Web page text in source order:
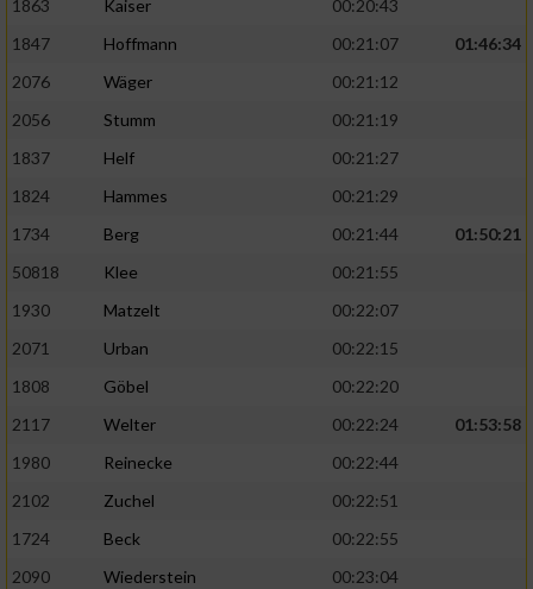
1863
Kaiser
00:20:43
1847
Hoffmann 00:21:07
01:46:34
2076
Wäger
00:21:12
2056
Stumm
00:21:19
1837
Helf
00:21:27
1824
Hammes
00:21:29
1734
Berg 00:21:44
01:50:21
50818
Klee
00:21:55
1930
Matzelt
00:22:07
2071
Urban
00:22:15
1808
Göbel
00:22:20
2117
Welter 00:22:24
01:53:58
1980
Reinecke
00:22:44
2102
Zuchel
00:22:51
1724
Beck
00:22:55
2090
Wiederstein
00:23:04